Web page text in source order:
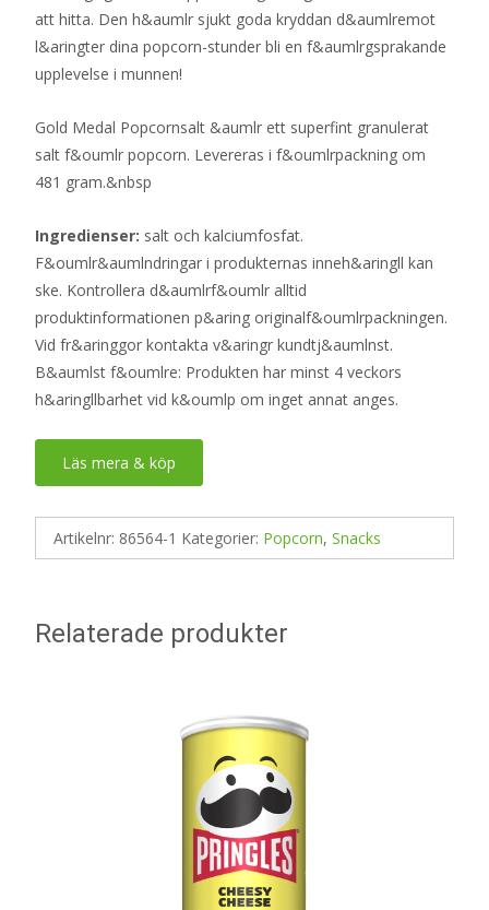
att hitta. Den h&aumlr sjukt goda kryddan d&aumlremot
l&aringter dina popcorn-stunder bli en f&aumlrgsprakande
upplevelse i munnen!
Gold Medal Popcornsalt &aumlr ett superfint granulerat
salt f&oumlr popcorn. Levereras i f&oumlrpackning om
481 gram.&nbsp
Ingredienser: salt och kalciumfosfat.
F&oumlr&aumlndringar i produkternas inneh&aringll kan
ske. Kontrollera d&aumlrf&oumlr alltid
produktinformationen p&aring originalf&oumlrpackningen.
Vid fr&aringgor kontakta v&aringr kundtj&aumlnst.
B&aumlst f&oumlre: Produkten har minst 4 veckors
h&aringllbarhet vid k&oumlp om inget annat anges.
Läs mera & köp
Artikelnr: 86564-1 Kategorier: Popcorn, Snacks
Relaterade produkter